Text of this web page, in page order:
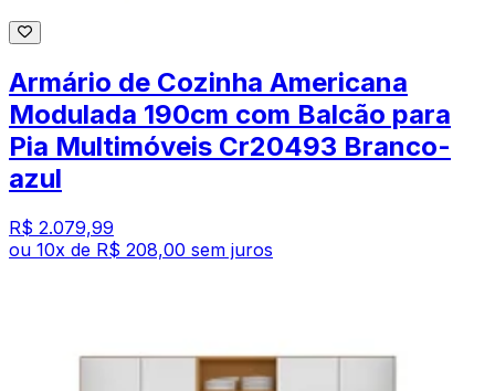
Armário de Cozinha Americana
Modulada 190cm com Balcão para
Pia Multimóveis Cr20493 Branco-
azul
R$ 2.079,99
ou 10x de R$ 208,00 sem juros